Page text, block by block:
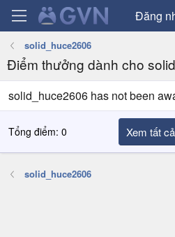
Đăng
solid_huce2606
Điểm thưởng dành cho
solid_huce2606 has not been
Tổng điểm: 0 Xem tất
solid_huce2606